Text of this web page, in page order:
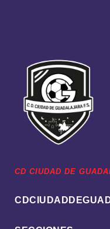
CD CIUDAD DE